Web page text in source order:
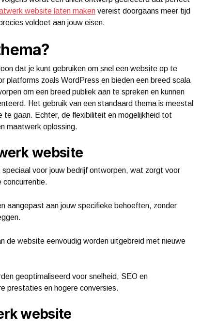
website laten maken vereist doorgaans meer tijd
voldoet aan jouw eisen.
dat je kunt gebruiken om snel een website op te
platforms zoals WordPress en bieden een breed scala
om een breed publiek aan te spreken en kunnen
Het gebruik van een standaard thema is meestal
gaan. Echter, de flexibiliteit en mogelijkheid tot
maatwerk oplossing.
website
voor jouw bedrijf ontworpen, wat zorgt voor
concurrentie.
aangepast aan jouw specifieke behoeften, zonder
de website eenvoudig worden uitgebreid met nieuwe
geoptimaliseerd voor snelheid, SEO en
prestaties en hogere conversies.
website